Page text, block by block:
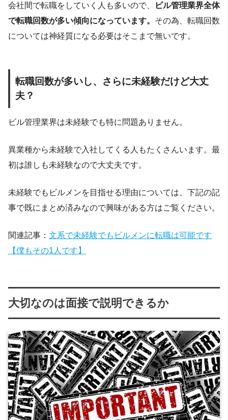
会社間で転職をしていく人も多いので、
ビル管理業界全体
で転職回数が多い傾向になっています。 その為、転職回数
については神経質になる必要はそこまで無いです。
転職回数が多いし、さらに未経験だけど大丈
夫？
ビル管理業界は未経験でも特に問題ありません。
異業種から未経験で入社してくる人もたくさんいます。最
初は誰しも未経験なので大丈夫です。
未経験でもビルメンを目指せる理由については、下記の記
事で既にまとめ済みなので興味がある方はご覧ください。
関連記事： 文系で未経験でもビルメンに転職は可能です
【僕もその1人です】
大切なのは面接で説明できるか